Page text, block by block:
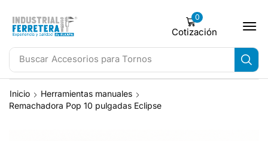
Buscar Accesorios para Tornos
0
Cotización
Inicio
Herramientas manuales
Remachadora Pop 10 pulgadas Eclipse